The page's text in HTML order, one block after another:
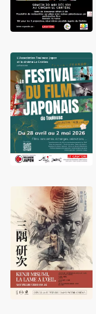
LIRE
LIRE